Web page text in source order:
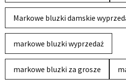
Markowe bluzki damskie
markowe bluzki wyprzedaż
markowe bluzki za grosze